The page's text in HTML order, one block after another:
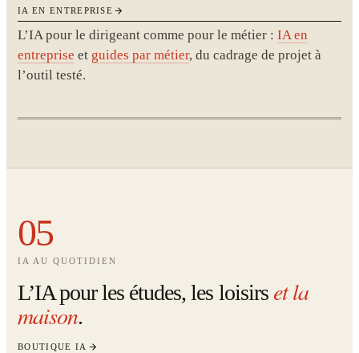
IA EN ENTREPRISE
L’IA pour le dirigeant comme pour le métier : IA en
entreprise et guides par métier, du cadrage de projet à
l’outil testé.
05
IA AU QUOTIDIEN
L’IA pour les études, les loisirs et la
maison.
BOUTIQUE IA